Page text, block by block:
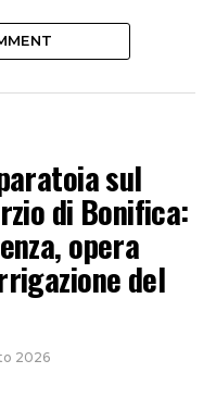
sul
di Bonifica:
opera
del
2026